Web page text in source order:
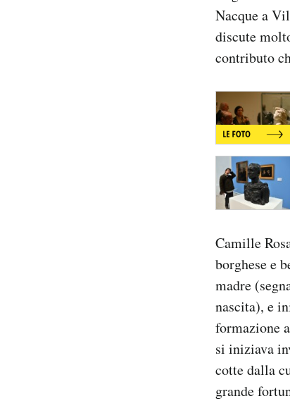
Nacque a
discute
contributo
Camille
borghese e
madre
nascita), e
formazione
si iniziava
cotte dalla
grande